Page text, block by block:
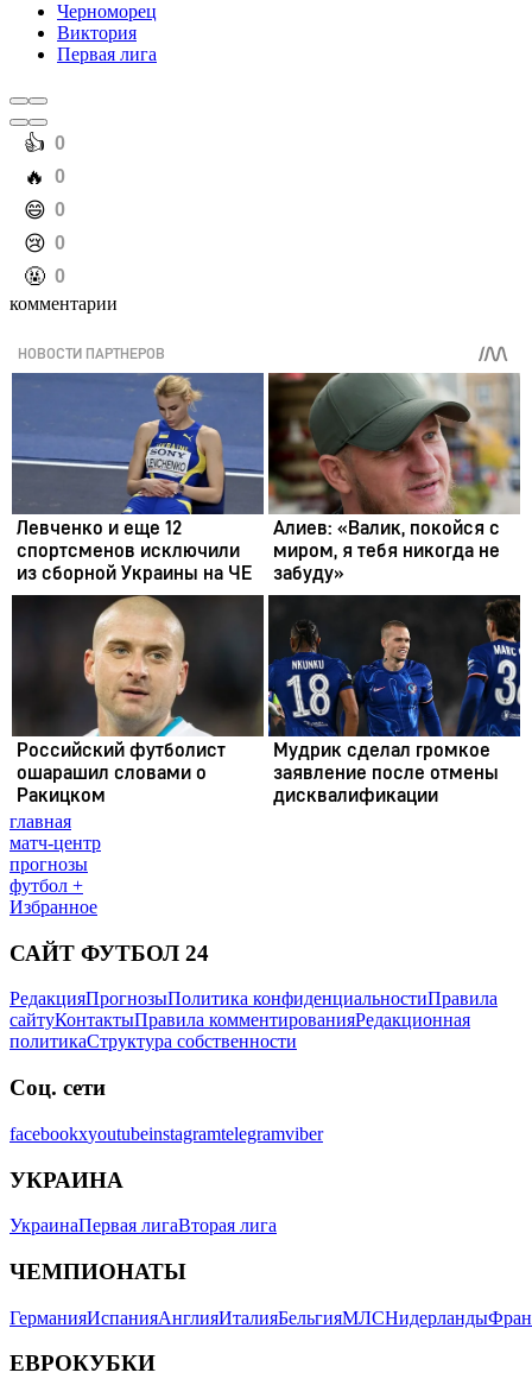
Черноморец
Виктория
Первая лига
️👍 0
️🔥 0
️😄 0
️😢 0
️🤬 0
комментарии
главная
матч-центр
прогнозы
футбол +
Избранное
САЙТ ФУТБОЛ 24
РедакцияПрогнозыПолитика конфиденциальностиПравила
сайтуКонтактыПравила комментированияРедакционная
политикаСтруктура собственности
Соц. сети
facebookxyoutubeinstagramtelegramviber
УКРАИНА
УкраинаПервая лигаВторая лига
ЧЕМПИОНАТЫ
ГерманияИспанияАнглияИталияБельгияМЛСНидерланды
ЕВРОКУБКИ